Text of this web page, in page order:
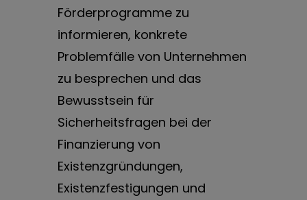
Förderprogramme zu
informieren, konkrete
Problemfälle von Unternehmen
zu besprechen und das
Bewusstsein für
Sicherheitsfragen bei der
Finanzierung von
Existenzgründungen,
Existenzfestigungen und